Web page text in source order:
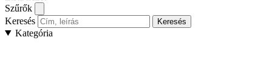
Szűrők
Keresés
Keresés
Kategória